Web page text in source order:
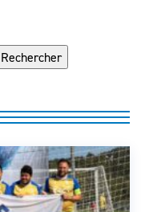
Rechercher